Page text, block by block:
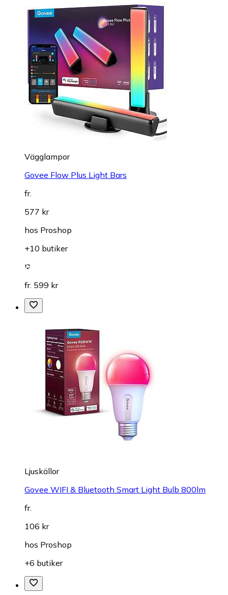
Vägglampor
Govee Flow Plus Light Bars
fr.
577 kr
hos Proshop
+10 butiker
fr. 599 kr
Ljuskällor
Govee WIFI & Bluetooth Smart Light Bulb 800lm
fr.
106 kr
hos Proshop
+6 butiker